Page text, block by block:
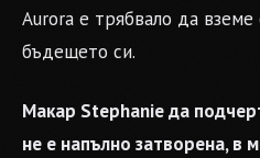
Aurora е трябвало да
бъдещето си.
Макар Stephanie да
не е напълно затворена, в